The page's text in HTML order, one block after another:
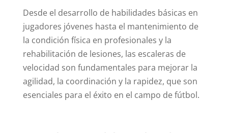
Desde el desarrollo de habilidades básicas en
jugadores jóvenes hasta el mantenimiento de
la condición física en profesionales y la
rehabilitación de lesiones, las escaleras de
velocidad son fundamentales para mejorar la
agilidad, la coordinación y la rapidez, que son
esenciales para el éxito en el campo de fútbol.